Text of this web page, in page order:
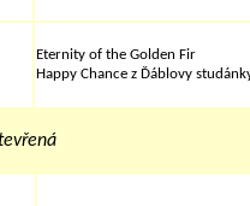
Eternity of the Golden Fir
Happy Chance z Ďáblovy